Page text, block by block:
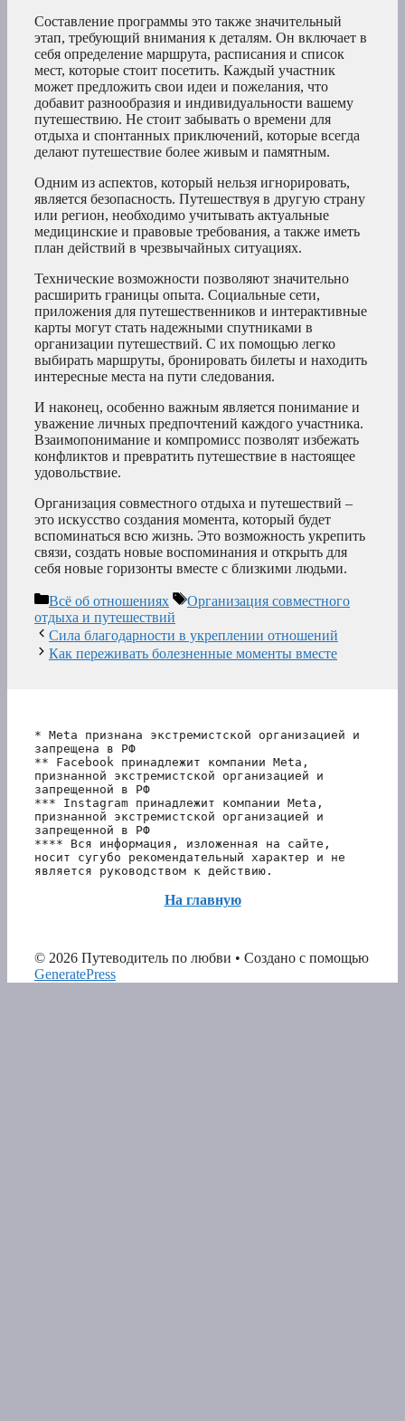
Составление программы это также значительный
этап, требующий внимания к деталям. Он включает в
себя определение маршрута, расписания и список
мест, которые стоит посетить. Каждый участник
может предложить свои идеи и пожелания, что
добавит разнообразия и индивидуальности вашему
путешествию. Не стоит забывать о времени для
отдыха и спонтанных приключений, которые всегда
делают путешествие более живым и памятным.
Одним из аспектов, который нельзя игнорировать,
является безопасность. Путешествуя в другую страну
или регион, необходимо учитывать актуальные
медицинские и правовые требования, а также иметь
план действий в чрезвычайных ситуациях.
Технические возможности позволяют значительно
расширить границы опыта. Социальные сети,
приложения для путешественников и интерактивные
карты могут стать надежными спутниками в
организации путешествий. С их помощью легко
выбирать маршруты, бронировать билеты и находить
интересные места на пути следования.
И наконец, особенно важным является понимание и
уважение личных предпочтений каждого участника.
Взаимопонимание и компромисс позволят избежать
конфликтов и превратить путешествие в настоящее
удовольствие.
Организация совместного отдыха и путешествий –
это искусство создания момента, который будет
вспоминаться всю жизнь. Это возможность укрепить
связи, создать новые воспоминания и открыть для
себя новые горизонты вместе с близкими людьми.
Рубрики
Всё об отношениях Метки
Организация совместного
отдыха и путешествий
Сила благодарности в укреплении отношений
Как переживать болезненные моменты вместе
* Meta признана экстремистской организацией и
запрещена в РФ
** Facebook принадлежит компании Meta,
признанной экстремистской организацией и
запрещенной в РФ
*** Instagram принадлежит компании Meta,
признанной экстремистской организацией и
запрещенной в РФ
**** Вся информация, изложенная на сайте,
носит сугубо рекомендательный характер и не
является руководством к действию.
На главную
© 2026 Путеводитель по любви • Создано с помощью
GeneratePress